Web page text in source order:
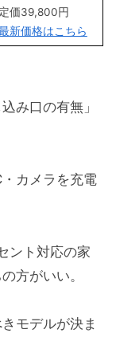
定価39,800円
新価格はこちら
み口の有無」
カメラを充電
ント対応の家
方がいい。
モデルが決ま